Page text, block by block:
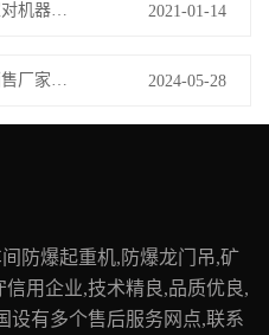
江西九江防爆门吊厂家对机器进行清理保养 2021-01-14
四川内江防爆龙门吊销售厂家涉笔升降机常见事 2024-05-28
防爆起重机,防爆龙门吊,矿
用企业,技术精良,品质优良,
设有多个售后服务网点,联系